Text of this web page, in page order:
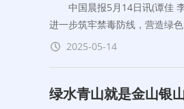
中国晨报5月14日讯(谭佳 李
进一步筑牢禁毒防线，营造绿
2025-05-14
绿水青山就是金山银